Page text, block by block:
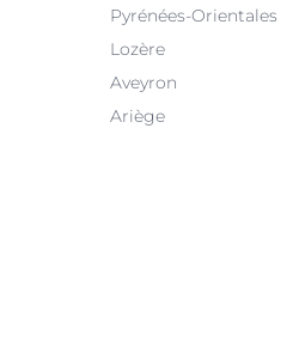
Pyrénées-Orientales
Lozère
Aveyron
Ariège